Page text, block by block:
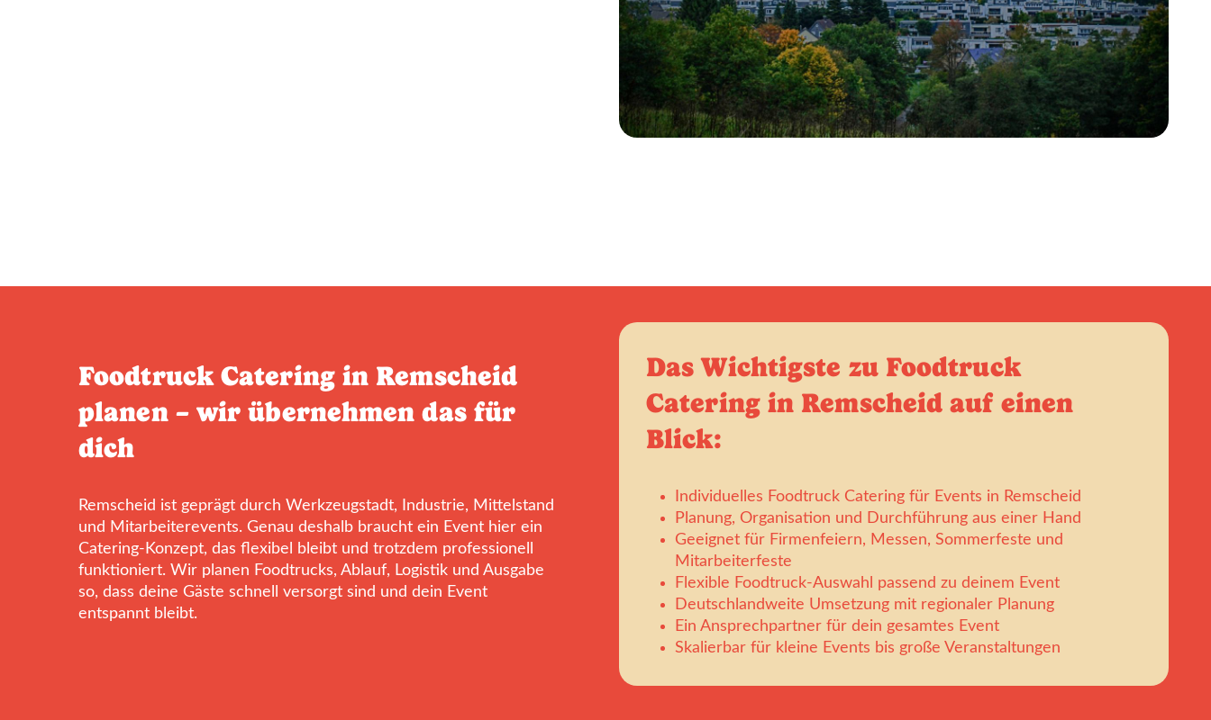
Foodtruck Catering in Remscheid
planen – wir übernehmen das für
dich
Remscheid ist geprägt durch Werkzeugstadt, Industrie, Mittelstand
und Mitarbeiterevents. Genau deshalb braucht ein Event hier ein
Catering-Konzept, das flexibel bleibt und trotzdem professionell
funktioniert. Wir planen Foodtrucks, Ablauf, Logistik und Ausgabe
so, dass deine Gäste schnell versorgt sind und dein Event
entspannt bleibt.
Das Wichtigste zu Foodtruck
Catering in Remscheid auf einen
Blick:
Individuelles Foodtruck Catering für Events in Remscheid
Planung, Organisation und Durchführung aus einer Hand
Geeignet für Firmenfeiern, Messen, Sommerfeste und
Mitarbeiterfeste
Flexible Foodtruck-Auswahl passend zu deinem Event
Deutschlandweite Umsetzung mit regionaler Planung
Ein Ansprechpartner für dein gesamtes Event
Skalierbar für kleine Events bis große Veranstaltungen